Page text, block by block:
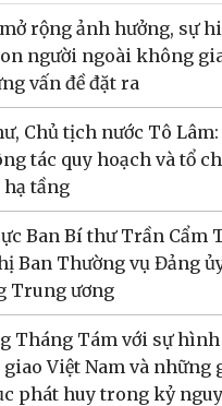
rộng ảnh hưởng, sự
người ngoài không
vấn đề đặt ra
Chủ tịch nước Tô
tác quy hoạch và tổ
tầng
Ban Bí thư Trần Cẩm
Ban Thường vụ Đảng
Trung ương
Tháng Tám với sự
Việt Nam và những
phát huy trong kỷ